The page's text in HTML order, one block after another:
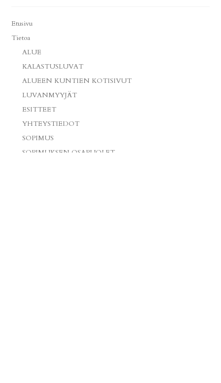
Etusivu
Tietoa
ALUE
KALASTUSLUVAT
ALUEEN KUNTIEN KOTISIVUT
LUVANMYYJÄT
ESITTEET
YHTEYSTIEDOT
SOPIMUS
SOPIMUKSEN OSAPUOLET